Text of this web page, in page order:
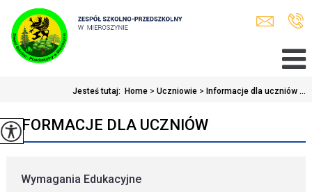
Jesteś tutaj: Home > Uczniowie > Informacje dla uczniów ...
INFORMACJE DLA UCZNIÓW
Wymagania Edukacyjne